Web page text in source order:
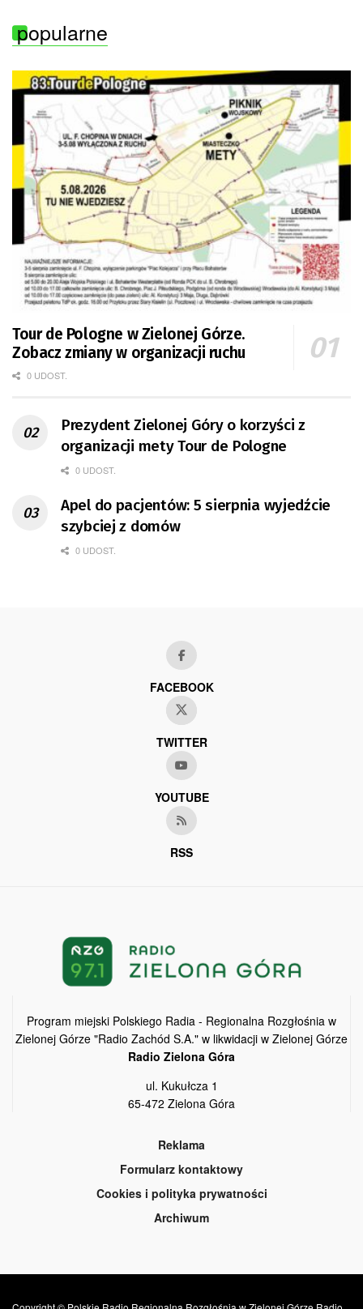
popularne
Tour de Pologne w Zielonej Górze.
Zobacz zmiany w organizacji ruchu
0 UDOST.
Prezydent Zielonej Góry o korzyści z
organizacji mety Tour de Pologne
0 UDOST.
Apel do pacjentów: 5 sierpnia wyjedźcie
szybciej z domów
0 UDOST.
FACEBOOK
TWITTER
YOUTUBE
RSS
Program miejski Polskiego Radia - Regionalna Rozgłośnia w
Zielonej Górze "Radio Zachód S.A." w likwidacji w Zielonej Górze
Radio Zielona Góra
ul. Kukułcza 1
65-472 Zielona Góra
Reklama
Formularz kontaktowy
Cookies i polityka prywatności
Archiwum